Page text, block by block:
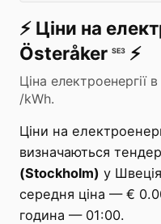
⚡️ Ціни на
Österåker SE3 ⚡️
Ціна електроенергії
/kWh.
Ціни на
визначаються
(Stockholm) у
середня ціна — €
година — 01:00.